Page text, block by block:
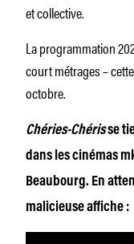
et collective.
La programmation
court métrages –
octobre.
Chéries-Chérisse
dans les cinémas
Beaubourg. En
malicieuse affiche :